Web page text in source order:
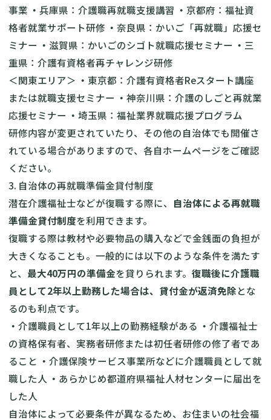
事業 ・ 兵庫県： 介護職再就職支援講習 ・ 京都府： 福祉資
格者就業サポート研修 ・ 奈良県： かいご「再就職」応援セ
ミナー ・ 滋賀県： かいごのシゴト就職応援セミナー ・ 三
重県： 介護有資格者再チャレンジ研修
＜関東エリア＞ ・ 東京都： 介護有資格者Reスタート講座
または就職支援セミナー ・ 神奈川県： 介護のしごと再就業
応援セミナー ・ 埼玉県： 福祉業界就職応援プログラム
研修内容が変更されていたり、その他の自治体でも開催さ
れている場合がありますので、各自ホームページをご確認
ください。
3. 自治体の再就職準備金貸付制度
潜在介護福祉士などが復職する際に、 自治体による再就職
準備金貸付制度を利用できます。
復職する際は教材や必要物品の購入などで金銭面の負担が
大きくなることも。一般的には以下のような条件を満たす
と、 最大40万円の準備金を貸りられます。 復職後に介護職
員として2年以上勤務した場合は、貸付金が返済免除とな
るのも利点です。
・ 介護職員として1年以上の勤務経験がある ・ 介護福祉士
の資格保有者、実務者研修または初任者研修の修了者であ
ること ・ 介護保険サービス事業所などに介護職員として就
職した人 ・ あらかじめ都道府県福祉人材センターに届出を
した人
自治体によって必要条件が異なるため、お住まいの社会福